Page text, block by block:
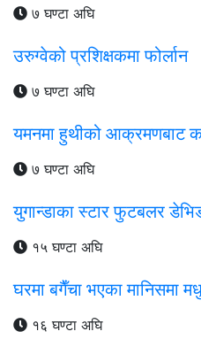
७ घण्टा अघि
उरुग्वेको प्रशिक्षकमा फोर्लान
७ घण्टा अघि
यमनमा हुथीको आक्रमणबाट
७ घण्टा अघि
युगान्डाका स्टार फुटबलर
१५ घण्टा अघि
घरमा बगैँचा भएका मानिसमा
१६ घण्टा अघि